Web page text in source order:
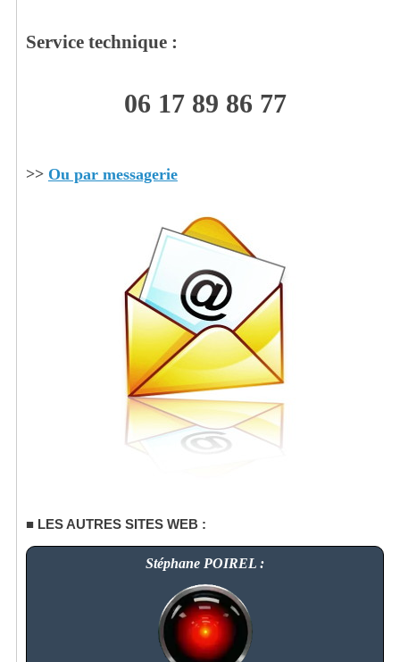
Service technique :
06 17 89 86 77
>> Ou par messagerie
LES AUTRES SITES WEB :
Stéphane POIREL :